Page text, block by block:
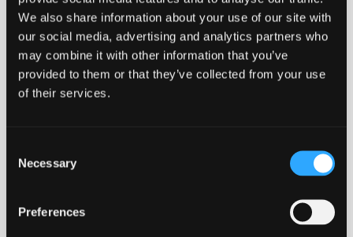
We also share information about your use of our site with
our social media, advertising and analytics partners who
may combine it with other information that you’ve
provided to them or that they’ve collected from your use
of their services.
Selection
Necessary
Preferences
montører med svejsecertifikat.
-
med
ventil
+ Føj til forespørgsel
Lang levetid Stort svejseareal